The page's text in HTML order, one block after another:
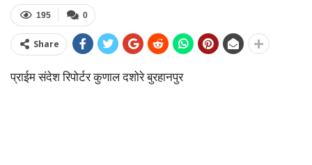
0
195
Share
प्राईम संदेश रिपोर्टर कुणाल दशोरे बुरहानपुर